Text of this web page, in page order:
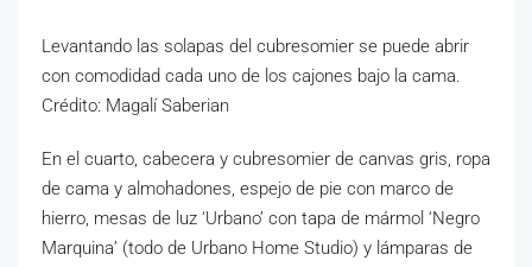
Levantando las solapas del cubresomier se puede abrir
con comodidad cada uno de los cajones bajo la cama.
Crédito: Magalí Saberian
En el cuarto, cabecera y cubresomier de canvas gris, ropa
de cama y almohadones, espejo de pie con marco de
hierro, mesas de luz ‘Urbano’ con tapa de mármol ‘Negro
Marquina’ (todo de Urbano Home Studio) y lámparas de